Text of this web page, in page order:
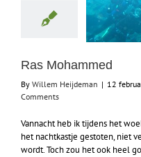
Ras Mohammed
By Willem Heijdeman | 12
Comments
Vannacht heb ik tijdens het
het nachtkastje gestoten, niet
wordt. Toch zou het ook heel